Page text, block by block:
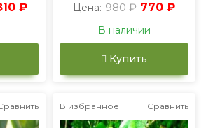
₽ Цена: 980 ₽ 770 ₽
В наличии
Купить
В избранное Сравнить